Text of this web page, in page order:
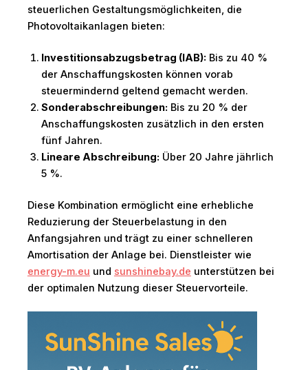
steuerlichen Gestaltungsmöglichkeiten, die
Photovoltaikanlagen bieten:
Investitionsabzugsbetrag (IAB): Bis zu 40 %
der Anschaffungskosten können vorab
steuermindernd geltend gemacht werden.
Sonderabschreibungen: Bis zu 20 % der
Anschaffungskosten zusätzlich in den ersten
fünf Jahren.
Lineare Abschreibung: Über 20 Jahre jährlich
5 %.
Diese Kombination ermöglicht eine erhebliche
Reduzierung der Steuerbelastung in den
Anfangsjahren und trägt zu einer schnelleren
Amortisation der Anlage bei. Dienstleister wie
energy-m.eu und sunshinebay.de unterstützen bei
der optimalen Nutzung dieser Steuervorteile.